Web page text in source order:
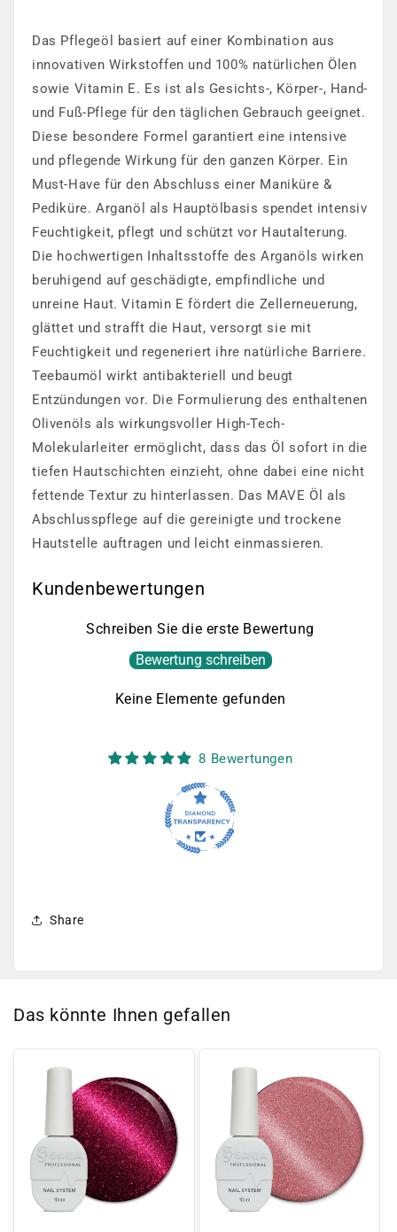
Das Pflegeöl basiert auf einer Kombination aus
innovativen Wirkstoffen und 100% natürlichen Ölen
sowie Vitamin E. Es ist als Gesichts-, Körper-, Hand-
und Fuß-Pflege für den täglichen Gebrauch geeignet.
Diese besondere Formel garantiert eine intensive
und pflegende Wirkung für den ganzen Körper. Ein
Must-Have für den Abschluss einer Maniküre &
Pediküre. Arganöl als Hauptölbasis spendet intensiv
Feuchtigkeit, pflegt und schützt vor Hautalterung.
Die hochwertigen Inhaltsstoffe des Arganöls wirken
beruhigend auf geschädigte, empfindliche und
unreine Haut. Vitamin E fördert die Zellerneuerung,
glättet und strafft die Haut, versorgt sie mit
Feuchtigkeit und regeneriert ihre natürliche Barriere.
Teebaumöl wirkt antibakteriell und beugt
Entzündungen vor. Die Formulierung des enthaltenen
Olivenöls als wirkungsvoller High-Tech-
Molekularleiter ermöglicht, dass das Öl sofort in die
tiefen Hautschichten einzieht, ohne dabei eine nicht
fettende Textur zu hinterlassen. Das MAVE Öl als
Abschlusspflege auf die gereinigte und trockene
Hautstelle auftragen und leicht einmassieren.
Kundenbewertungen
Schreiben Sie die erste Bewertung
Bewertung schreiben
Keine Elemente gefunden
8 Bewertungen
Share
Das könnte Ihnen gefallen